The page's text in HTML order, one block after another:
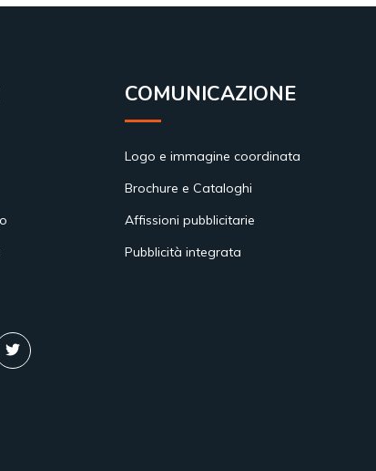
COMUNICAZIONE
Logo e immagine coordinata
Brochure e Cataloghi
Affissioni pubblicitarie
Pubblicità integrata